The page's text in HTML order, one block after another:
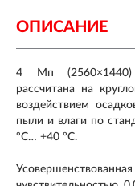
ОПИСАНИЕ
4 Мп (2560×1440)
рассчитана на
воздействием
пыли и влаги по
ºС… +40 ºС.